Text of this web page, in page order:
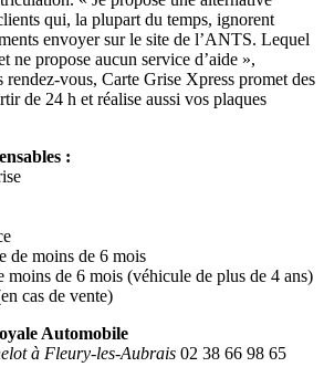
qui, la plupart du temps, ignorent
envoyer sur le site de l’ANTS. Lequel
ne propose aucun service d’aide »,
rendez-vous, Carte Grise Xpress promet des
de 24 h et réalise aussi vos plaques
:
de moins de 6 mois
moins de 6 mois (véhicule de plus de 4 ans)
cas de vente)
Automobile
à Fleury-les-Aubrais 02 38 66 98 65